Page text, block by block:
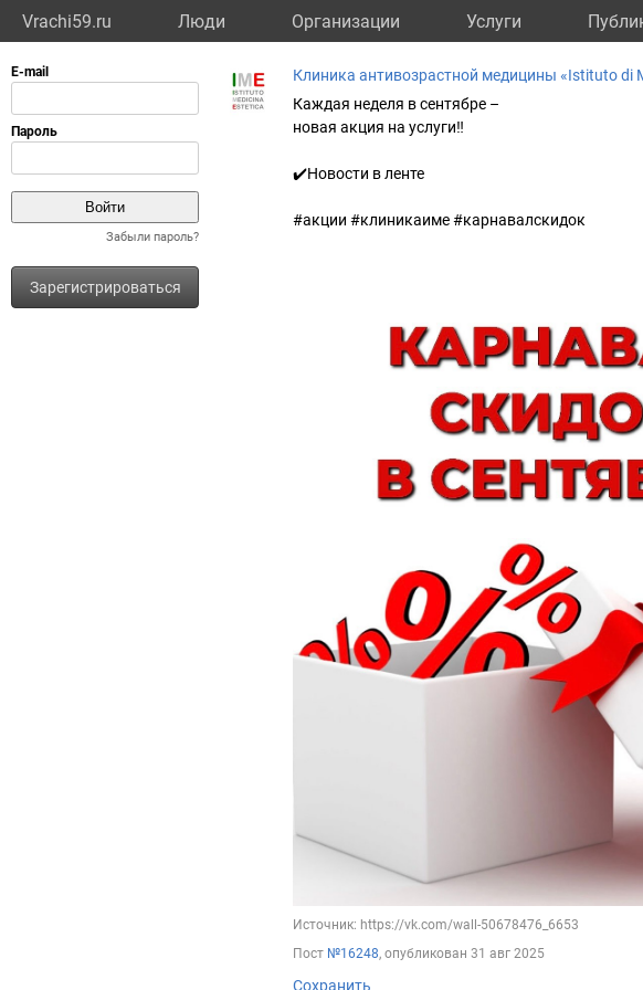
Vrachi59.ru Люди Организации Услуги
Забыли пароль?
Зарегистрироваться
Клиника антивозрастной медицины «Istituto di
Каждая неделя в сентябре –
новая акция на услуги‼️
✔️Новости в ленте
#акции #клиникаиме #карнавалскидок
Источник: https://vk.com/wall-50678476_6653
Пост №16248, опубликован 31 авг 2025
Сохранить